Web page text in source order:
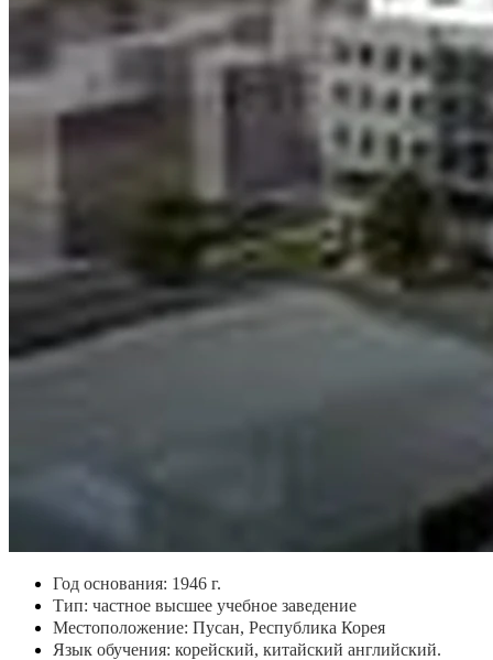
Год основания: 1946 г.
Тип: частное высшее учебное заведение
Местоположение: Пусан, Республика Корея
Язык обучения: корейский, китайский английский.